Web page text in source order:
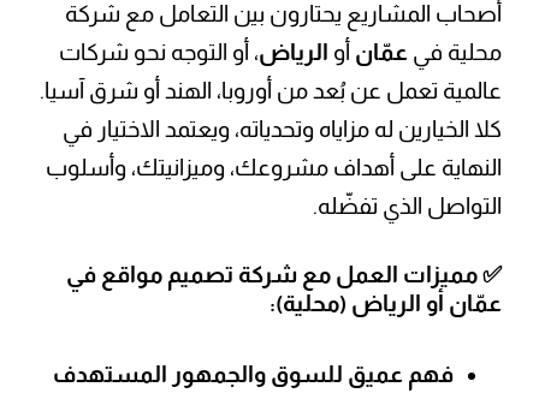
أصحاب المشاريع يحتارون بين التعامل مع شركة
محلية فيعمّان أو الرياض، أو التوجه نحو شركات
عالمية تعمل عن بُعد من أوروبا، الهند أو شرق آسيا.
كلا الخيارين له مزاياه وتحدياته، ويعتمد الاختيار في
النهاية على أهداف مشروعك، وميزانيتك، وأسلوب
التواصل الذي تفضّله.
✅ مميزات العمل مع شركة تصميم مواقع في
عمّان أو الرياض (محلية):
فهم عميق للسوق والجمهور المستهدف